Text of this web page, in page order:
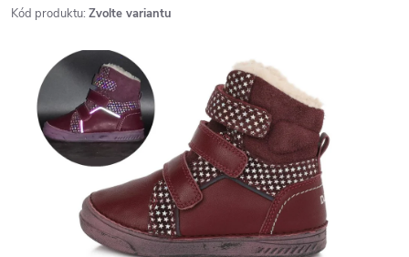
Kód produktu: Zvolte variantu